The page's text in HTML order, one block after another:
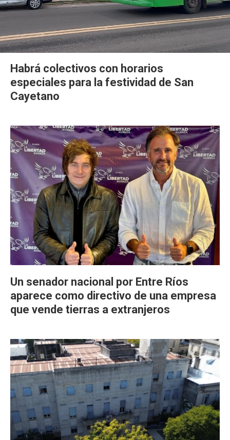
Habrá colectivos con horarios
especiales para la festividad de San
Cayetano
Un senador nacional por Entre Ríos
aparece como directivo de una empresa
que vende tierras a extranjeros